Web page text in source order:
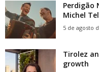
Perdigão
Michel
5 de agosto
Tirolez
growth